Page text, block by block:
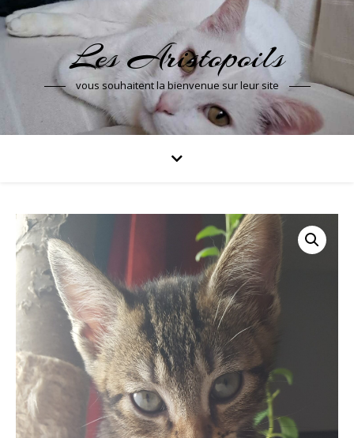
Les Aristopoils
vous souhaitent la bienvenue sur leur site